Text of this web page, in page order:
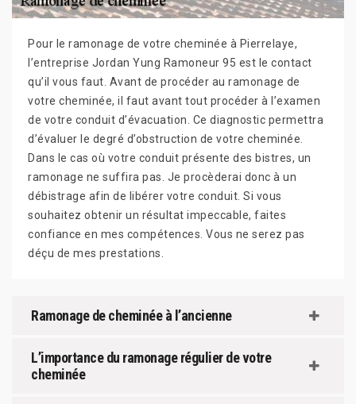
Pour le ramonage de votre cheminée à Pierrelaye,
l’entreprise Jordan Yung Ramoneur 95 est le contact
qu’il vous faut. Avant de procéder au ramonage de
votre cheminée, il faut avant tout procéder à l’examen
de votre conduit d’évacuation. Ce diagnostic permettra
d’évaluer le degré d’obstruction de votre cheminée.
Dans le cas où votre conduit présente des bistres, un
ramonage ne suffira pas. Je procèderai donc à un
débistrage afin de libérer votre conduit. Si vous
souhaitez obtenir un résultat impeccable, faites
confiance en mes compétences. Vous ne serez pas
déçu de mes prestations.
Ramonage de cheminée à l’ancienne
L’importance du ramonage régulier de votre
cheminée